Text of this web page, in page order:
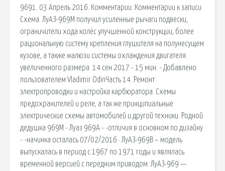
9691. 03 Апрель 2016. Комментарии: Комментарии к записи
Схема. ЛуАЗ-969М получил усиленные рычаги подвески,
ограничители хода колёс улучшенной конструкции, более
рациональную систему крепления глушителя на полунесущем
кузове, а также жалюзи системы охлаждения двигателя
увеличенного размера. 14 сен 2017 - 15 мин. - Добавлено
пользователем Vladimir OdinЧасть 14. Ремонт
электропроводки и настройка карбюратора. Схемы
предохранителей и реле, а так же принципиальные
электрические схемы автомобилей и другой техники. Родной
дедушка 969М - Луаз 969А - -отличия в основном по дизайну
- -начинка осталась 07/02/2016 · ЛуАЗ-969В – модель
выпускалась в период с 1967 по 1971 годы и являлась
временной версией с передним приводом. ЛуАЗ-969 —